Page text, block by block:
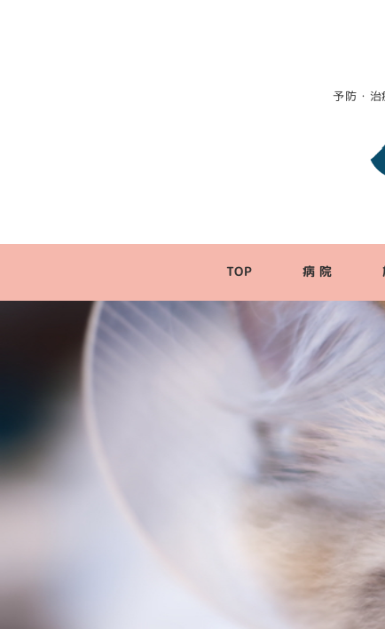
予防・治
TOP 病 院